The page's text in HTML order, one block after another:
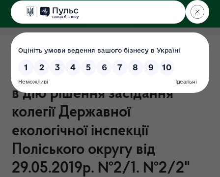
ДЕРЖЕКОІНСПЕКЦІЯ
Поліського округу
Наказ №65-ОД від
29.05.2019 р. "Про введення
в дію рішення засідання
колегії Державної
екологічної інспекції
Поліського округу від
29.05.2019р. №2/1. №2/2"